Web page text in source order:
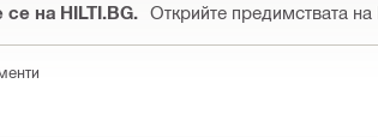
се на HILTI.BG. Открийте предимствата